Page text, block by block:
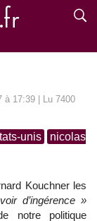
à 17:39 | Lu 7400
unis
nicolas
Kouchner les
d’ingérence »
notre politique